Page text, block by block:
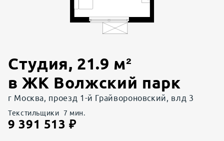
Студия, 21.9 м²
вЖК Волжский парк
г Москва, проезд 1-й Грайвороновский, влд 3
Текстильщики 7 мин.
9 391 513 ₽